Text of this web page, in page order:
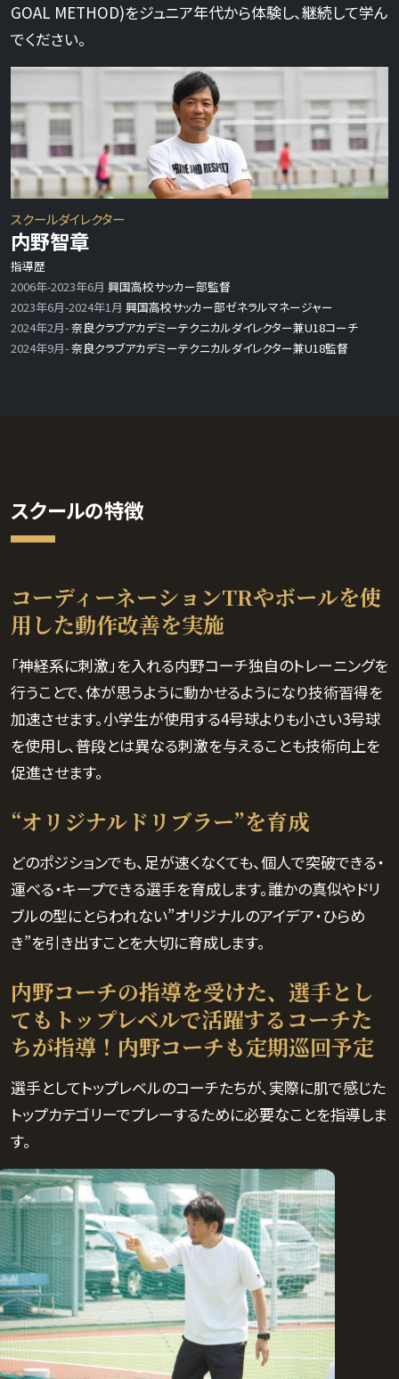
GOAL METHOD)をジュニア年代から体験し、継続して学ん
でください。
スクールダイレクター
内野智章
指導歴
2006年-2023年6月 興国高校サッカー部監督
2023年6月-2024年1月 興国高校サッカー部ゼネラルマネージャー
2024年2月-奈良クラブアカデミーテクニカルダイレクター兼U18コーチ
2024年9月-奈良クラブアカデミーテクニカルダイレクター兼U18監督
スクールの特徴
コーディーネーションTRやボールを使
用した動作改善を実施
「神経系に刺激」を入れる内野コーチ独自のトレーニングを
行うことで、体が思うように動かせるようになり技術習得を
加速させます。小学生が使用する4号球よりも小さい3号球
を使用し、普段とは異なる刺激を与えることも技術向上を
促進させます。
“オリジナルドリブラー”を育成
どのポジションでも、足が速くなくても、個人で突破できる・
運べる・キープできる選手を育成します。誰かの真似やドリ
ブルの型にとらわれない”オリジナルのアイデア・ひらめ
き”を引き出すことを大切に育成します。
内野コーチの指導を受けた、選手とし
てもトップレベルで活躍するコーチた
ちが指導！内野コーチも定期巡回予定
選手としてトップレベルのコーチたちが、実際に肌で感じた
トップカテゴリーでプレーするために必要なことを指導しま
す。